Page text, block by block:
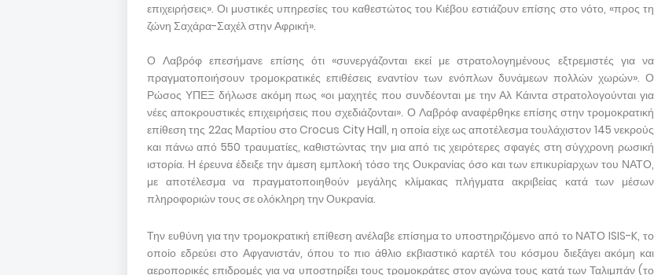
επιχειρήσεις». Οι μυστικές υπηρεσίες του καθεστώτος του Κιέβου εστιάζουν επίσης στο νότο, «προς τη
ζώνη Σαχάρα-Σαχέλ στην Αφρική».
Ο Λαβρόφ επεσήμανε επίσης ότι «συνεργάζονται εκεί με στρατολογημένους εξτρεμιστές για να
πραγματοποιήσουν τρομοκρατικές επιθέσεις εναντίον των ενόπλων δυνάμεων πολλών χωρών». Ο
Ρώσος ΥΠΕΞ δήλωσε ακόμη πως «οι μαχητές που συνδέονται με την Αλ Κάιντα στρατολογούνται για
νέες αποκρουστικές επιχειρήσεις που σχεδιάζονται». Ο Λαβρόφ αναφέρθηκε επίσης στην τρομοκρατική
επίθεση της 22ας Μαρτίου στο Crocus City Hall, η οποία είχε ως αποτέλεσμα τουλάχιστον 145 νεκρούς
και πάνω από 550 τραυματίες, καθιστώντας την μια από τις χειρότερες σφαγές στη σύγχρονη ρωσική
ιστορία. Η έρευνα έδειξε την άμεση εμπλοκή τόσο της Ουκρανίας όσο και των επικυρίαρχων του ΝΑΤΟ,
με αποτέλεσμα να πραγματοποιηθούν μεγάλης κλίμακας πλήγματα ακριβείας κατά των μέσων
πληροφοριών τους σε ολόκληρη την Ουκρανία.
Την ευθύνη για την τρομοκρατική επίθεση ανέλαβε επίσημα το υποστηριζόμενο από το ΝΑΤΟ ISIS-K, το
οποίο εδρεύει στο Αφγανιστάν, όπου το πιο άθλιο εκβιαστικό καρτέλ του κόσμου διεξάγει ακόμη και
αεροπορικές επιδρομές για να υποστηρίξει τους τρομοκράτες στον αγώνα τους κατά των Ταλιμπάν (το